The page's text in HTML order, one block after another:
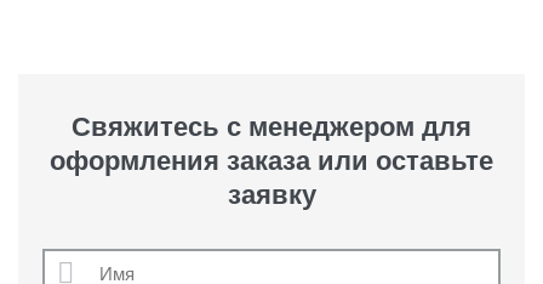
Свяжитесь с менеджером для
оформления заказа или оставьте
заявку